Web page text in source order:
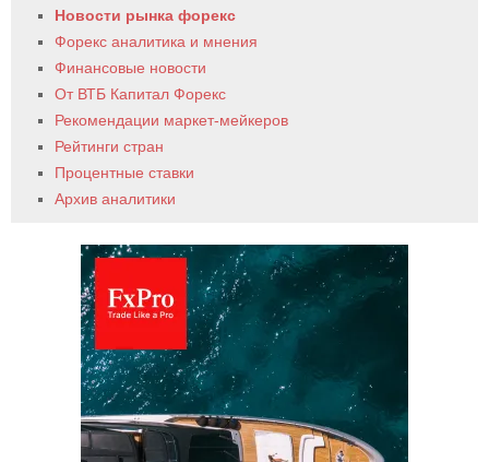
Новости рынка форекс
Форекс аналитика и мнения
Финансовые новости
От ВТБ Капитал Форекс
Рекомендации маркет-мейкеров
Рейтинги стран
Процентные ставки
Архив аналитики